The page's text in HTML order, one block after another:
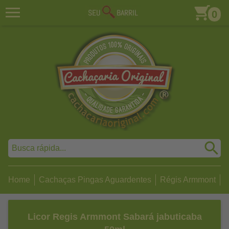
0
Home Cachaças Pingas Aguardentes Régis Armmont
Licor Regis Armmont Sabará jabuticaba